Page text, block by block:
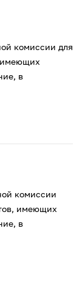
комиссии для
имеющих
в
комиссии
имеющих
в